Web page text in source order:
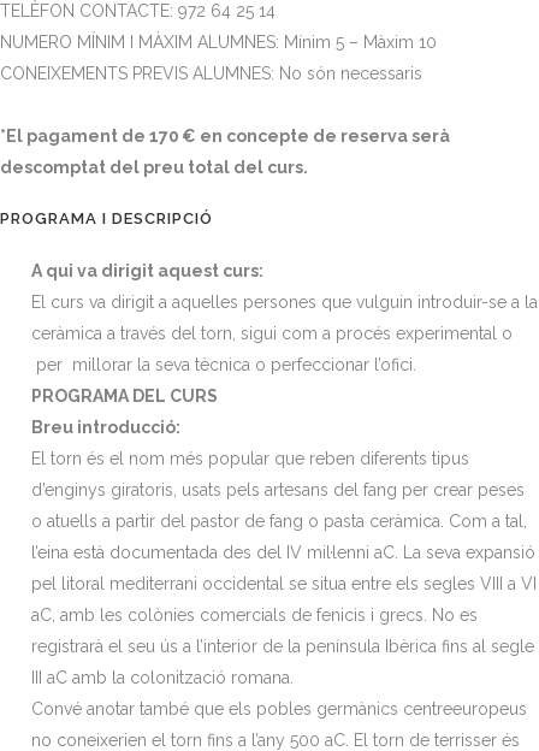
TELÈFON CONTACTE: 972 64 25 14
NUMERO MÍNIM I MÀXIM ALUMNES: Mínim 5 – Màxim 10
CONEIXEMENTS PREVIS ALUMNES: No són necessaris
*El pagament de 170 € en concepte de reserva serà
descomptat del preu total del curs.
PROGRAMA I DESCRIPCIÓ
A qui va dirigit aquest curs:
El curs va dirigit a aquelles persones que vulguin introduir-se a la
ceràmica a través del torn, sigui com a procés experimental o
per millorar la seva tècnica o perfeccionar l’ofici.
PROGRAMA DEL CURS
Breu introducció:
El torn és el nom més popular que reben diferents tipus
d’enginys giratoris, usats pels artesans del fang per crear peses
o atuells a partir del pastor de fang o pasta ceràmica. Com a tal,
l’eina està documentada des del IV mil·lenni aC. La seva expansió
pel litoral mediterrani occidental se situa entre els segles VIII a VI
aC, amb les colònies comercials de fenicis i grecs. No es
registrarà el seu ús a l’interior de la península Ibèrica fins al segle
III aC amb la colonització romana.
Convé anotar també que els pobles germànics centreeuropeus
no coneixerien el torn fins a l’any 500 aC. El torn de terrisser és